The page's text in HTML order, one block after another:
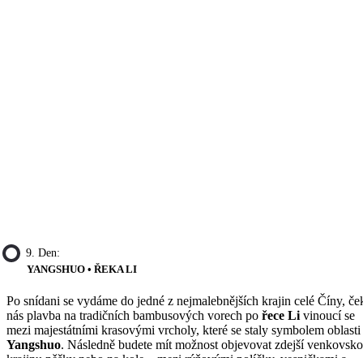
9. Den:
YANGSHUO • ŘEKA LI
Po snídani se vydáme do jedné z nejmalebnějších krajin celé Číny,
nás plavba na tradičních bambusových vorech po řece Li vinoucí se
mezi majestátními krasovými vrcholy, které se staly symbolem oblasti
Yangshuo. Následně budete mít možnost objevovat zdejší